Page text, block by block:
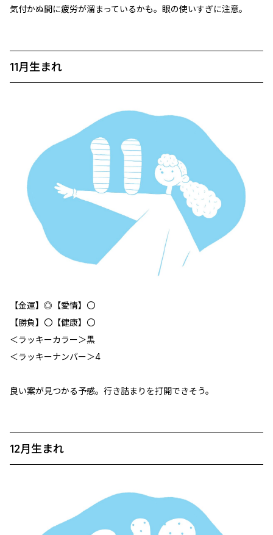
気付かぬ間に疲労が溜まっているかも。眼の使いすぎに注意。
11月生まれ
【金運】◎【愛情】〇
【勝負】〇【健康】〇
＜ラッキーカラー＞黒
＜ラッキーナンバー＞4
良い案が見つかる予感。行き詰まりを打開できそう。
12月生まれ